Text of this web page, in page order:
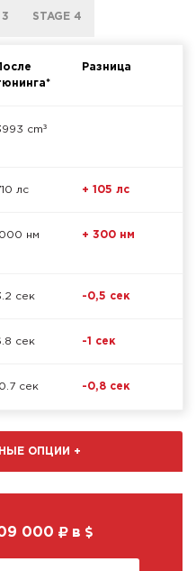
3 STAGE 4
После
Разница
cm³
лс + 105 лс
нм + 300 нм
сек -0,5 сек
сек -1 сек
сек -0,8 сек
ОПЦИИ +
000 в